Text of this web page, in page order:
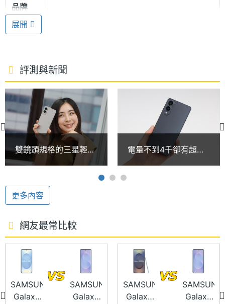
持極致輕薄的同時，也提供出色的耐用性與結構強
度。此外，Galaxy S25 Edge 支援 IP68 防塵防水等
高通 Snapdragon 8 Elite for Galaxy
SAMSUNG Galaxy S25 Edge 搭載高通 Snapdragon
8 Elite for Galaxy 旗艦平台；內建 12GB RAM 記憶
體，提供 256GB、512GB 等容量版本，支援 5G +
5G 雙卡上網、Wi-Fi 7、藍牙 5.4、NFC、UWB。此
外，透過效能提升的即時光線追蹤與 Vulkan 最佳化讓
你體驗超流暢的遊戲樂趣。續航方面，配備
3,900mAh 電池，支援超快速充電、Qi 無線充電、無
線電力分享。
Galaxy AI 全新行動體驗
SAMSUNG Galaxy S25 Edge 同樣擁有多項 Galaxy
AI 應用功能，包括可跨 APP 執行的 AI 語音指令功
能，以及新聞資料除了進行摘要與翻譯外，還可以提
品牌
處理器
處理器
時脈
4.47+3.5 GHz
處理器
核心數
8
理器
Adreno 830
憶體
格式
ROM儲
存空間
256 GB, 512 GB
儲存空
間格式
UFS4.0
展開
評測與新聞
雙鏡頭規格的三星輕薄
旗艦手機！SAMSUNG
電量不到4千卻有超預
期的續航力表現！三星
更多內容
網友最常比較
SAMSUNG
Galaxy
SAMSUNG
Galaxy
SAMSUNG
Galaxy
SAMSUNG
Galaxy